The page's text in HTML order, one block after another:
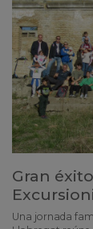
Gran
Una jornada